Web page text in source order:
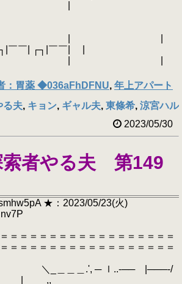
￣￣| ┌┐|￣￣| |
：胃薬 ◆036aFhDFNU, 年上アパート
る夫, キョン, ギャル夫, 東條希, 涼宮ハル
2023/05/30
索者やる夫 第149
★：2023/05/23(火)
＝＝＝＝＝＝＝＝＝＝＝＝＝＝＝＝＝
＝＝＝＝＝＝＝＝＝＝＝＝＝＝＝＝＝
.', ─ ｌ..‐── |───‐/
__,,